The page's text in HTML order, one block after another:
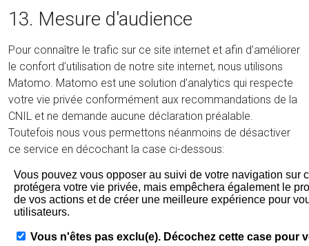
13. Mesure d'audience
Pour connaître le trafic sur ce site internet et afin d’améliorer
le confort d’utilisation de notre site internet, nous utilisons
Matomo. Matomo est une solution d’analytics qui respecte
votre vie privée conformément aux recommandations de la
CNIL et ne demande aucune déclaration préalable.
Toutefois nous vous permettons néanmoins de désactiver
ce service en décochant la case ci-dessous: